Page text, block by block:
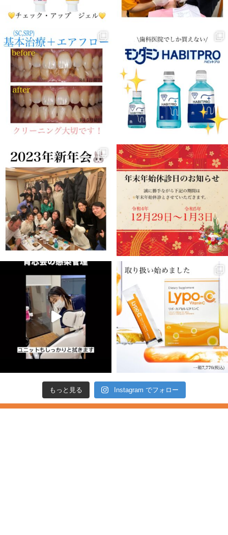
もっと見る Instagram でフォロー